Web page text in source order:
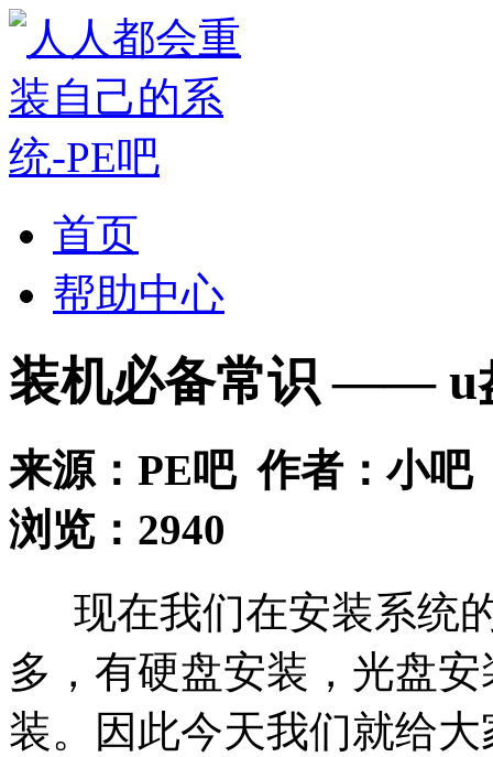
首页
帮助中心
装机必备常识 —— u
来源： PE吧作者：小吧
浏览： 2940
现在我们在安装系统
多，有硬盘安装，光盘
装。因此今天我们就给